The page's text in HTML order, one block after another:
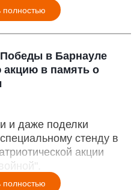
полностью
в Барнауле
акцию в память о
и даже поделки
стенду в
акции
полностью